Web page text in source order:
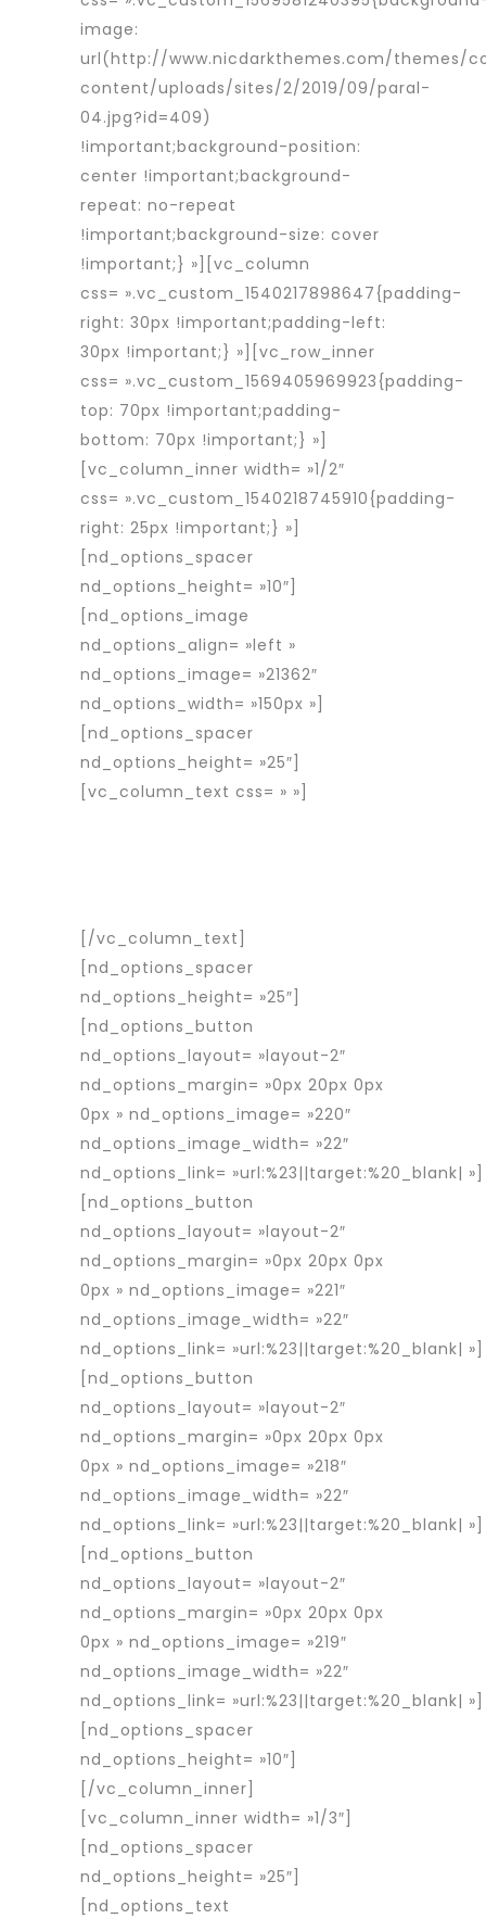
image:
url(http://www.nicdarkthemes.com/themes/
content/uploads/sites/2/2019/09/paral-
04.jpg?id=409)
!important;background-position:
center !important;background-
repeat: no-repeat
!important;background-size: cover
!important;} »][vc_column
css= ».vc_custom_1540217898647{padding-
right: 30px !important;padding-left:
30px !important;} »][vc_row_inner
css= ».vc_custom_1569405969923{padding-
top: 70px !important;padding-
bottom: 70px !important;} »]
[vc_column_inner width= »1/2″
css= ».vc_custom_1540218745910{padding-
right: 25px !important;} »]
[nd_options_spacer
nd_options_height= »10″]
[nd_options_image
nd_options_align= »left »
nd_options_image= »21362″
nd_options_width= »150px »]
[nd_options_spacer
nd_options_height= »25″]
[vc_column_text css= » »]
[/vc_column_text]
[nd_options_spacer
nd_options_height= »25″]
[nd_options_button
nd_options_layout= »layout-2″
nd_options_margin= »0px 20px 0px
0px » nd_options_image= »220″
nd_options_image_width= »22″
nd_options_link= »url:%23||target:%20_blank| »]
[nd_options_button
nd_options_layout= »layout-2″
nd_options_margin= »0px 20px 0px
0px » nd_options_image= »221″
nd_options_image_width= »22″
nd_options_link= »url:%23||target:%20_blank| »]
[nd_options_button
nd_options_layout= »layout-2″
nd_options_margin= »0px 20px 0px
0px » nd_options_image= »218″
nd_options_image_width= »22″
nd_options_link= »url:%23||target:%20_blank| »]
[nd_options_button
nd_options_layout= »layout-2″
nd_options_margin= »0px 20px 0px
0px » nd_options_image= »219″
nd_options_image_width= »22″
nd_options_link= »url:%23||target:%20_blank| »]
[nd_options_spacer
nd_options_height= »10″]
[/vc_column_inner]
[vc_column_inner width= »1/3″]
[nd_options_spacer
nd_options_height= »25″]
[nd_options_text